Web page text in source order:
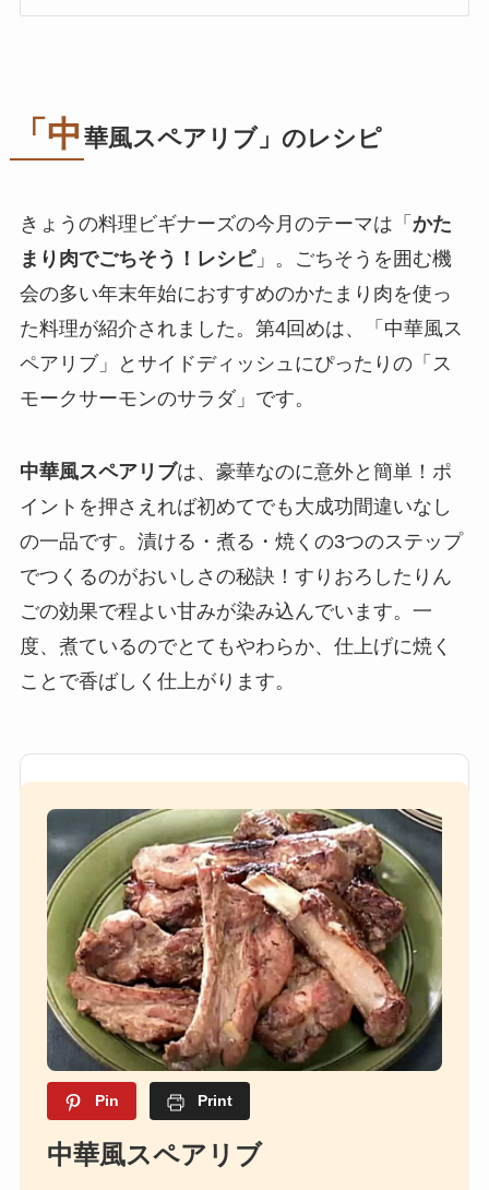
「中 華風スペアリブ」のレシピ
きょうの料理ビギナーズの今月のテーマは「 かた
まり肉でごちそう！レシピ」。ごちそうを囲む機
会の多い年末年始におすすめのかたまり肉を使っ
た料理が紹介されました。第4回めは、「中華風ス
ペアリブ」とサイドディッシュにぴったりの「ス
モークサーモンのサラダ」です。
中華風スペアリブは、豪華なのに意外と簡単！ポ
イントを押さえれば初めてでも大成功間違いなし
の一品です。漬ける・煮る・焼くの3つのステップ
でつくるのがおいしさの秘訣！すりおろしたりん
ごの効果で程よい甘みが染み込んでいます。一
度、煮ているのでとてもやわらか、仕上げに焼く
ことで香ばしく仕上がります。
Pin Print
中華風スペアリブ